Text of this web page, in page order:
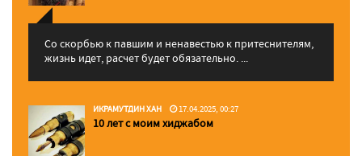
Со скорбью к павшим и ненавестью к притеснителям,
жизнь идет, расчет будет обязательно. ...
ИКРАМУТДИН ХАН 17.04.2025, 00:27
10 лет с моим хиджабом